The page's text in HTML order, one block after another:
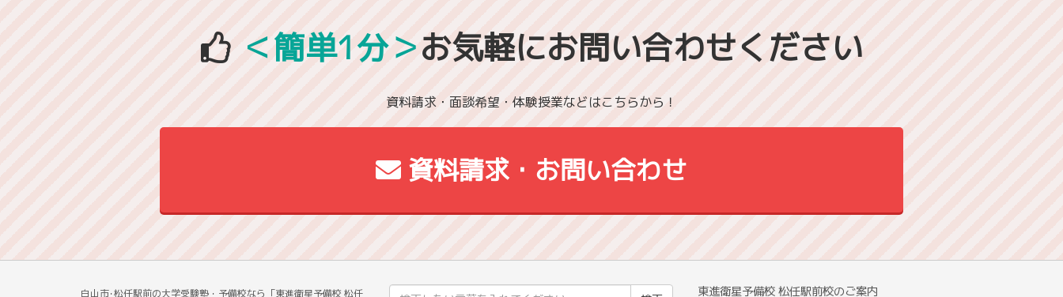
＜簡単1分＞お気軽にお問い合わせください
資料請求・面談希望・体験授業などはこちらから！
資料請求・お問い合わせ
白山市･松任駅前の大学受験塾・予備校なら「東進衛星予備校 松任 東進衛星予備校 松任駅前校のご案内